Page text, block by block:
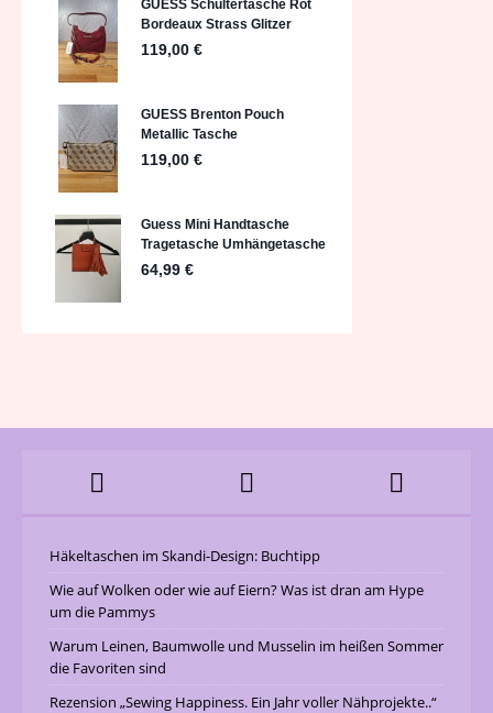
Häkeltaschen im Skandi-Design: Buchtipp
Wie auf Wolken oder wie auf Eiern? Was ist dran am Hype
um die Pammys
Warum Leinen, Baumwolle und Musselin im heißen Sommer
die Favoriten sind
Rezension „Sewing Happiness. Ein Jahr voller Nähprojekte..“